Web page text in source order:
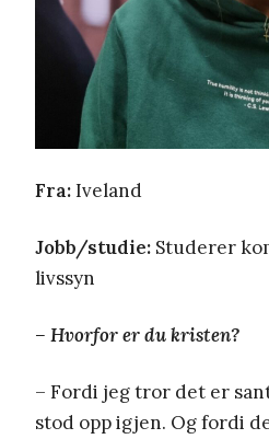
Fra:Iveland
Jobb/studie: Studerer
livssyn
– Hvorfor er du kristen?
– Fordi jeg tror det er
stod opp igjen. Og fordi